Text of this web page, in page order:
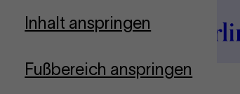
Inhalt anspringen
Fußbereich anspringen
Zur Startseite